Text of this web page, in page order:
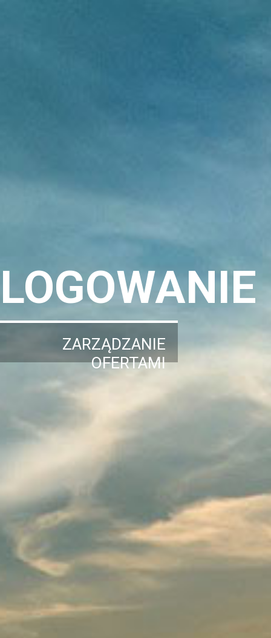
LOGOWANIE
ZARZĄDZANIE
OFERTAMI